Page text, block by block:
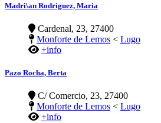
Madri\an Rodriguez, Maria
Cardenal, 23, 27400
Monforte de Lemos < Lugo
+info
Pazo Rocha, Berta
C/ Comercio, 23, 27400
Monforte de Lemos < Lugo
+info